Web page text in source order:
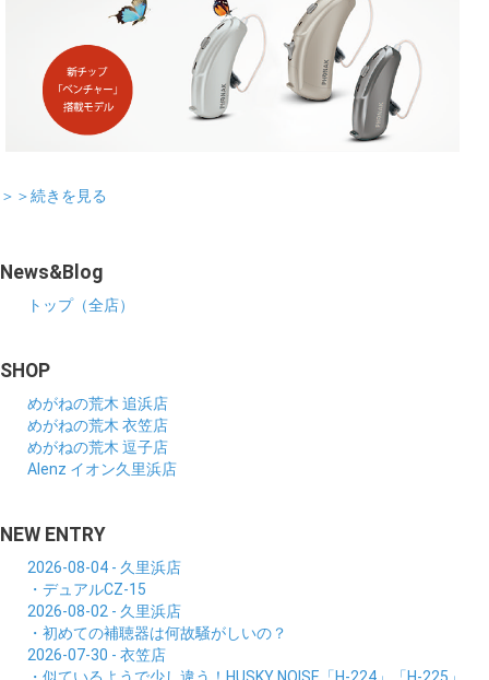
＞＞続きを見る
News&Blog
トップ（全店）
SHOP
めがねの荒木 追浜店
めがねの荒木 衣笠店
めがねの荒木 逗子店
Alenz イオン久里浜店
NEW ENTRY
2026-08-04 - 久里浜店
・デュアルCZ-15
2026-08-02 - 久里浜店
・初めての補聴器は何故騒がしいの？
2026-07-30 - 衣笠店
・似ているようで少し違う！HUSKY NOISE「H-224」「H-225」